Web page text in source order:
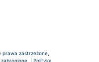
zastrzeżone,
| Polityka